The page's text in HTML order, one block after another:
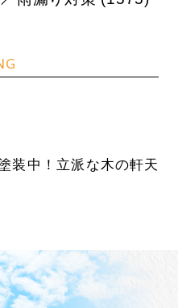
装中！立派な木の軒天